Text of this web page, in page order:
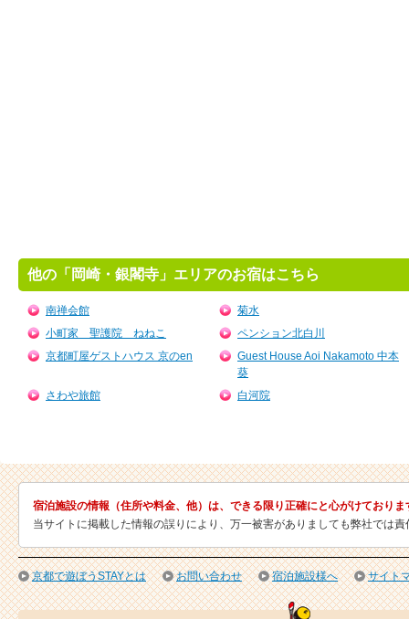
他の「岡崎・銀閣寺」エリアのお宿はこちら
南禅会館
菊水
小町家 聖護院 ねねこ
ペンション北白川
京都町屋ゲストハウス 京のen
Guest House Aoi Nakamoto 中本
葵
さわや旅館
白河院
宿泊施設の情報（住所や料金、他）は、できる限り正確にと心がけており
当サイトに掲載した情報の誤りにより、万一被害がありましても弊社では
京都で遊ぼうSTAYとは お問い合わせ 宿泊施設様へ サイト